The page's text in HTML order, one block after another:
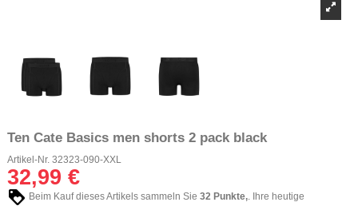
Ten Cate Basics men shorts 2 pack black
Artikel-Nr. 32323-090-XXL
32,99 €
Beim Kauf dieses Artikels sammeln Sie 32 Punkte,. Ihre heutige